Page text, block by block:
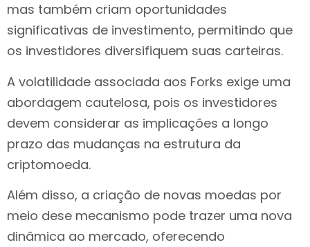
mas também criam oportunidades
significativas de investimento, permitindo que
os investidores diversifiquem suas carteiras.
A volatilidade associada aos Forks exige uma
abordagem cautelosa, pois os investidores
devem considerar as implicações a longo
prazo das mudanças na estrutura da
criptomoeda.
Além disso, a criação de novas moedas por
meio dese mecanismo pode trazer uma nova
dinâmica ao mercado, oferecendo